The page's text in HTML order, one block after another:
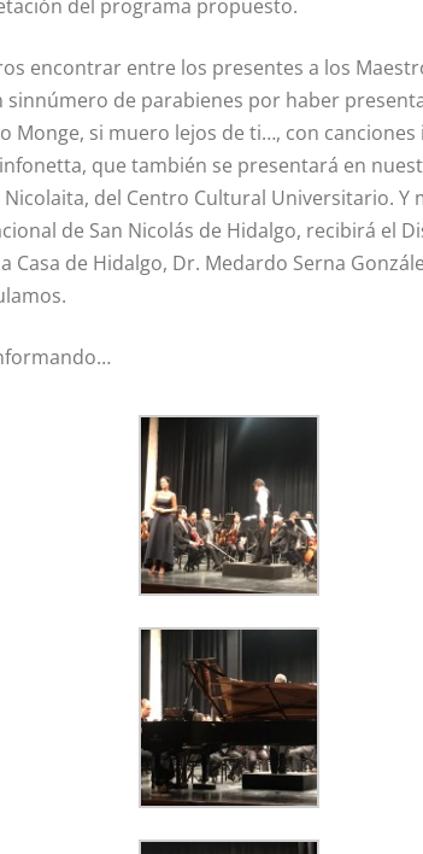
del programa propuesto.
encontrar entre los presentes a los
de parabienes por haber
Monge, si muero lejos de ti…, con
que también se presentará en
del Centro Cultural Universitario. Y
de San Nicolás de Hidalgo, recibirá el
Casa de Hidalgo, Dr. Medardo Serna